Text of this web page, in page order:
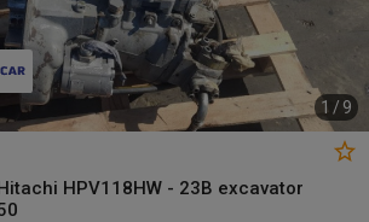
1 / 9
HPV118HW - 23B excavator